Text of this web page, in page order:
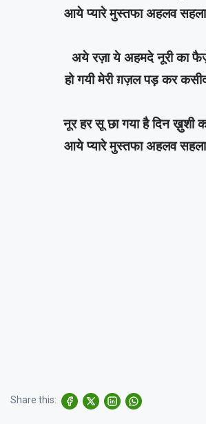
आये प्यारे मुस्तफा अहलव
अये रज़ा ये अहमदे नूरी का
हो गयी मेरी ग़ज़ल पड़ कर
नूर हर सू छा गया है दिन ख़ुशी
आये प्यारे मुस्तफा अहलव
Share this: